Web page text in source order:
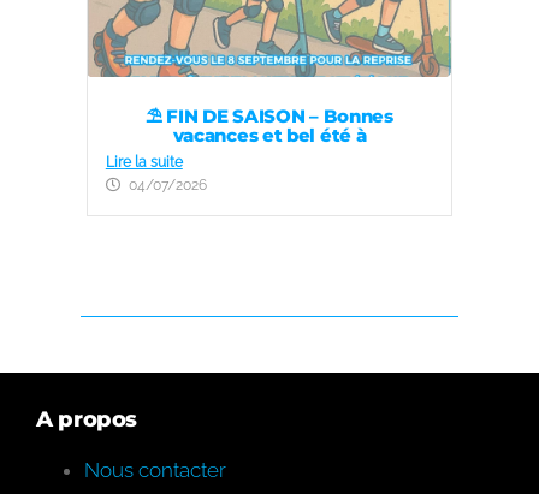
⛱️ FIN DE SAISON – Bonnes
vacances et bel été à
Lire la suite
04/07/2026
A propos
Nous contacter